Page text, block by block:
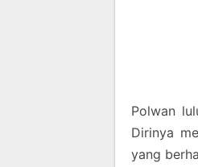
Polwan
Dirinya
yang